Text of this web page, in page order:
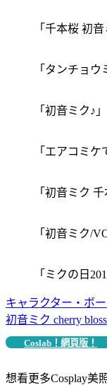
「千本桜 初
「タンチョウ
「初音ミク♪
「エアコミケ
「初音ミク
「初音ミク/
「ミクの日
キャラクター・ボ
初音ミク cherry
Coslab！網頁版！
想看更多Cosplay美